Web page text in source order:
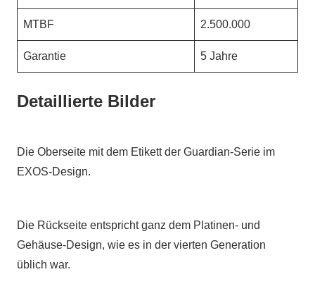
MTBF 2.500.000
Garantie 5 Jahre
Detaillierte Bilder
Die Oberseite mit dem Etikett der Guardian-Serie im
EXOS-Design.
Die Rückseite entspricht ganz dem Platinen- und
Gehäuse-Design, wie es in der vierten Generation
üblich war.